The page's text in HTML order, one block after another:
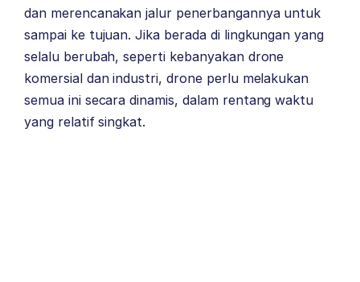
dan merencanakan jalur penerbangannya untuk
sampai ke tujuan. Jika berada di lingkungan yang
selalu berubah, seperti kebanyakan drone
komersial dan industri, drone perlu melakukan
semua ini secara dinamis, dalam rentang waktu
yang relatif singkat.